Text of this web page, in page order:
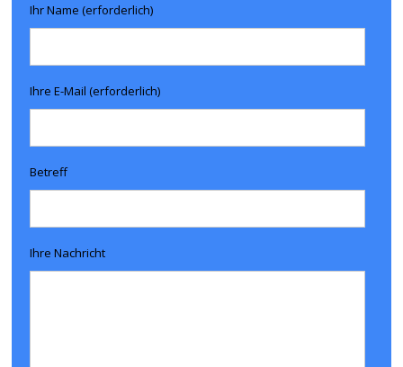
Ihr Name (erforderlich)
Ihre E-Mail (erforderlich)
Betreff
Ihre Nachricht